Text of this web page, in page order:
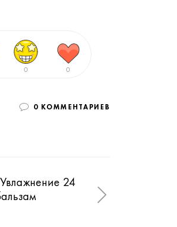
0 0
0 КОММЕНТАРИЕВ
24
гель, бальзам,